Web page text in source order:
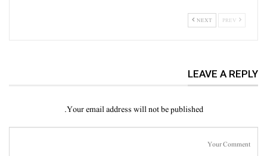
NEXT
LEAVE A REPLY
Your email address will not be published.